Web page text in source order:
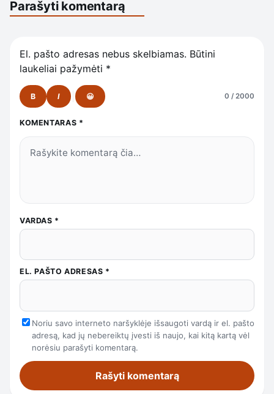
Parašyti komentarą
El. pašto adresas nebus skelbiamas. Būtini
laukeliai pažymėti *
B I 😀 0 / 2000
KOMENTARAS *
VARDAS *
EL. PAŠTO ADRESAS *
Noriu savo interneto naršyklėje išsaugoti vardą ir el. pašto
adresą, kad jų nebereiktų įvesti iš naujo, kai kitą kartą vėl
norėsiu parašyti komentarą.